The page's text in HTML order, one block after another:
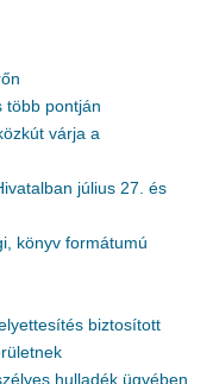
több pontján
várja a
július 27. és
könyv formátumú
biztosított
hulladék ügyében